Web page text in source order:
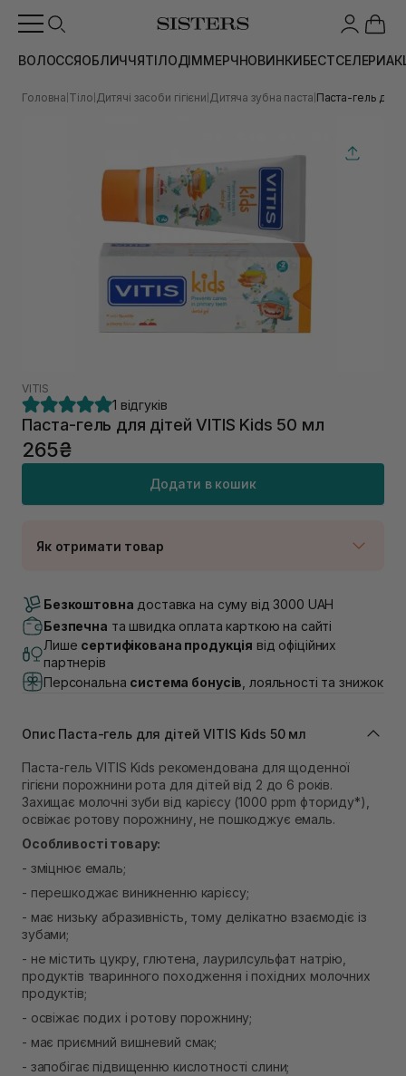
ВОЛОССЯОБЛИЧЧЯТІЛОДІММЕРЧНОВИНКИБЕСТСЕЛЕРИ
Головна Тіло Дитячі засоби гігієни Дитяча зубна паста Паста-гель для
VITIS
1 відгуків
Паста-гель для дітей VITIS Kids 50 мл
265₴
Додати в кошик
Як отримати товар
В наявності
Самовивіз м. Луцьк, вул. Винниченка 4
В наявності
Самовивіз м. Львів, вул. Академіка Підстригача, 1В
(Duck’s Lake)
В наявності
В наявності
Самовивіз м. Рівне, вул. 16-го Липня, 15
В наявності
Самовивіз м. Рівне, вул. Кулика і Гудачека 23 (ТЦ
Екватор)
Безкоштовна доставка на суму від 3000 UAH
Безпечна та швидка оплата карткою на сайті
Лише сертифікована продукція від офіційних
партнерів
Персональна система бонусів , лояльності та знижок
Опис Паста-гель для дітей VITIS Kids 50 мл
Паста-гель VITIS Kids рекомендована для щоденної
гігієни порожнини рота для дітей від 2 до 6 років.
Захищає молочні зуби від карієсу (1000 ppm фториду*),
освіжає ротову порожнину, не пошкоджує емаль.
Особливості товару:
- зміцнює емаль;
- перешкоджає виникненню карієсу;
- має низьку абразивність, тому делікатно взаємодіє із
зубами;
- не містить цукру, глютена, лаурилсульфат натрію,
продуктів тваринного походження і похідних молочних
продуктів;
- освіжає подих і ротову порожнину;
- має приємний вишневий смак;
- запобігає підвищенню кислотності слини;